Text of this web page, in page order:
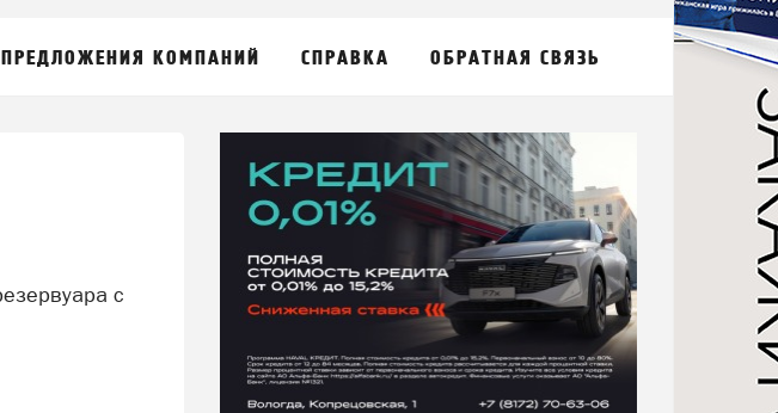
ПРЕДЛОЖЕНИЯ КОМПАНИЙ СПРАВКА ОБРАТНАЯ СВЯЗЬ